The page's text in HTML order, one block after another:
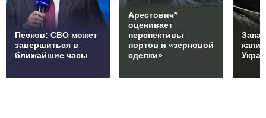
Песков: СВО может
завершиться в
ближайшие часы
Арестович*
оценивает
перспективы
портов и «зерновой
сделки»